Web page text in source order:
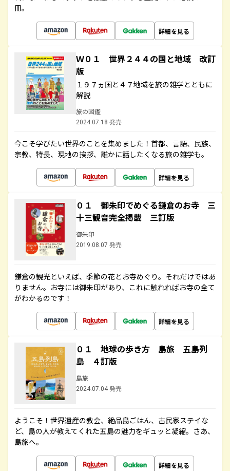
冊。
詳細を見る
Ｗ０１ 世界２４４の国と地域 改訂
版
１９７ヵ国と４７地域を旅の雑学とともに
解説
旅の図鑑
2024.07.18 発売
今こそ学びたい世界のことを集めました！首都、言語、民族、
宗教、特長、現地の挨拶、誰かに話したくなる旅の雑学も。
詳細を見る
０１ 御朱印でめぐる鎌倉のお寺 三
十三観音完全掲載 三訂版
御朱印
2019.08.07 発売
鎌倉の観光といえば、季節の花とお寺めぐり。それだけではあ
りません。お寺には御朱印があり、これに触れればお寺の全て
がわかるのです！
詳細を見る
０１ 地球の歩き方 島旅 五島列
島 ４訂版
島旅
2024.07.04 発売
ようこそ！世界遺産の教会、絶品島ごはん、古民家ステイな
ど、島の人が教えてくれた五島の魅力をギュッと凝縮。さあ、
島旅へ。
詳細を見る